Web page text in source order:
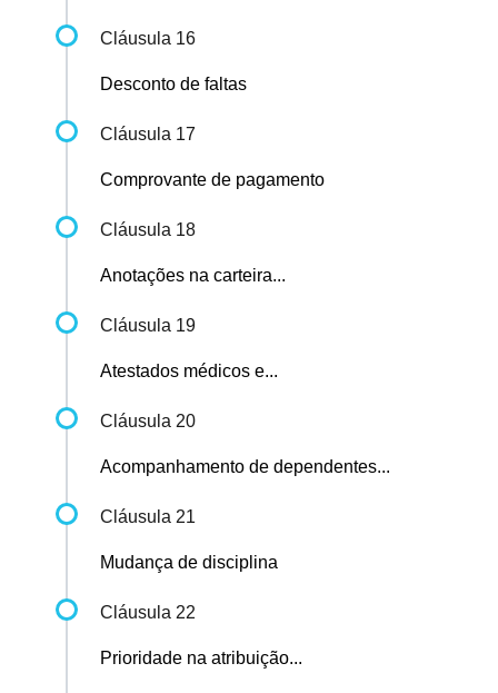
Cláusula 16
Desconto de faltas
Cláusula 17
Comprovante de pagamento
Cláusula 18
Anotações na carteira...
Cláusula 19
Atestados médicos e...
Cláusula 20
Acompanhamento de dependentes...
Cláusula 21
Mudança de disciplina
Cláusula 22
Prioridade na atribuição...